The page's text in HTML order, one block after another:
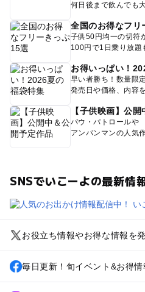
何日後まで飲んでも
全国のお得なフリ
子供50円均一の切符
100円で1日乗り放題
お得いっぱい！
早い者勝ち！数量限
発売日や価格、内容
【子供映画】公
パウ・パトロールや
アンパンマンの人気
SNSでいこーよの最新情
お役立ち情報やお得な情報を
毎日更新！旬イベント&お得情